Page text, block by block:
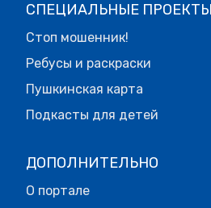
СПЕЦИАЛЬНЫЕ ПРОЕКТЫ
Стоп мошенник!
Ребусы и раскраски
Пушкинская карта
Подкасты для детей
ДОПОЛНИТЕЛЬНО
О портале